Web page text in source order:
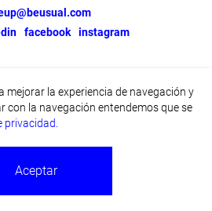
mejorar la experiencia de navegación y
con la navegación entendemos que se
privacidad.
Aceptar
facebook instagram